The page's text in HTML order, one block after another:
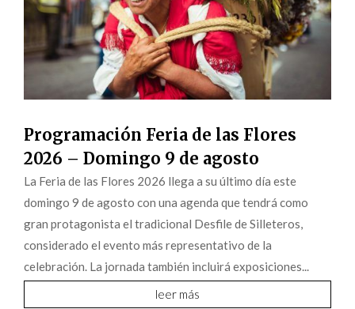
Programación Feria de las Flores
2026 – Domingo 9 de agosto
La Feria de las Flores 2026 llega a su último día este
domingo 9 de agosto con una agenda que tendrá como
gran protagonista el tradicional Desfile de Silleteros,
considerado el evento más representativo de la
celebración. La jornada también incluirá exposiciones...
leer más